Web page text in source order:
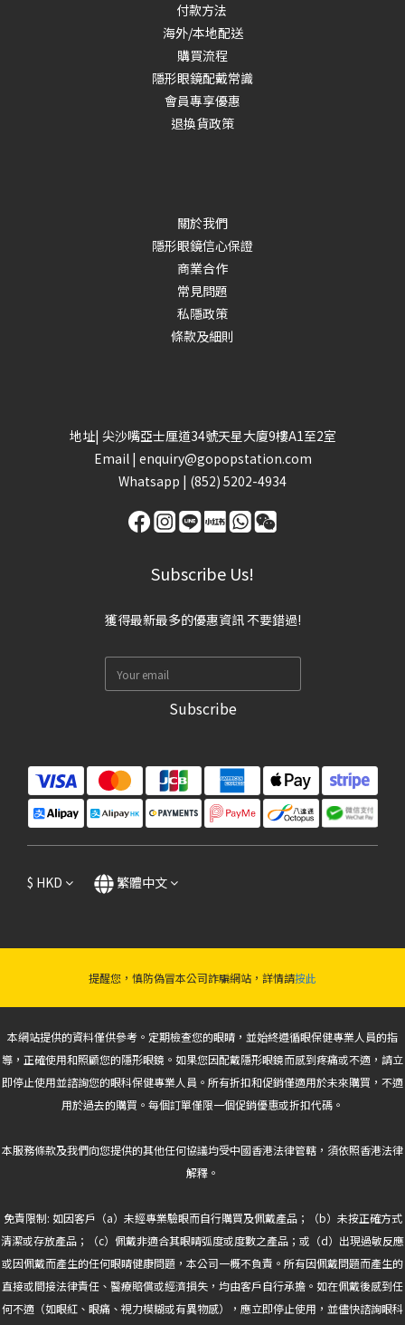
付款方法
海外/本地配送
購買流程
隱形眼鏡配戴常識
會員專享優惠
退換貨政策
關於我們
隱形眼鏡信心保證
商業合作
常見問題
私隱政策
條款及細則
地址| 尖沙嘴亞士厘道34號天星大廈9樓A1至2室
Email | enquiry@gopopstation.com
Whatsapp | (852) 5202-4934
Subscribe Us!
獲得最新最多的優惠資訊 不要錯過!
Subscribe
$ HKD 繁體中文
提醒您，慎防偽冒本公司詐騙網站，詳情請按此
本網站提供的資料僅供參考。定期檢查您的眼睛，並始終遵循眼保健專業人員的指
導，正確使用和照顧您的隱形眼鏡。如果您因配戴隱形眼鏡而感到疼痛或不適，請立
即停止使用並諮詢您的眼科保健專業人員。所有折扣和促銷僅適用於未來購買，不適
用於過去的購買。每個訂單僅限一個促銷優惠或折扣代碼。
本服務條款及我們向您提供的其他任何協議均受中國香港法律管轄，須依照香港法律
解釋。
免責限制: 如因客戶（a）未經專業驗眼而自行購買及佩戴產品；（b）未按正確方式
清潔或存放產品；（c）佩戴非適合其眼睛弧度或度數之產品；或（d）出現過敏反應
或因佩戴而產生的任何眼睛健康問題，本公司一概不負責。所有因佩戴問題而產生的
直接或間接法律責任、醫療賠償或經濟損失，均由客戶自行承擔。如在佩戴後感到任
何不適（如眼紅、眼痛、視力模糊或有異物感），應立即停止使用，並儘快諮詢眼科